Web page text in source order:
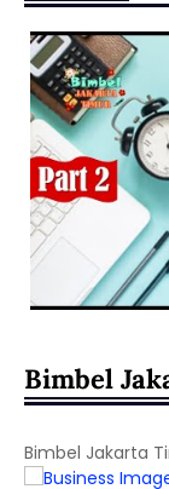
Bimbel
Bimbel Jakarta